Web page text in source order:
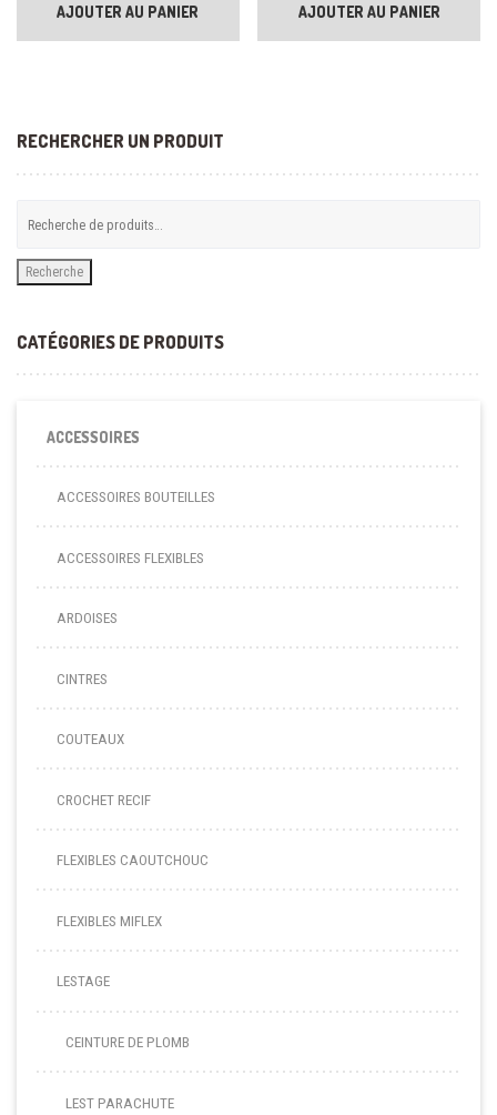
AJOUTER AU PANIER AJOUTER AU PANIER
RECHERCHER UN PRODUIT
Recherche
CATÉGORIES DE PRODUITS
ACCESSOIRES
ACCESSOIRES BOUTEILLES
ACCESSOIRES FLEXIBLES
ARDOISES
CINTRES
COUTEAUX
CROCHET RECIF
FLEXIBLES CAOUTCHOUC
FLEXIBLES MIFLEX
LESTAGE
CEINTURE DE PLOMB
LEST PARACHUTE